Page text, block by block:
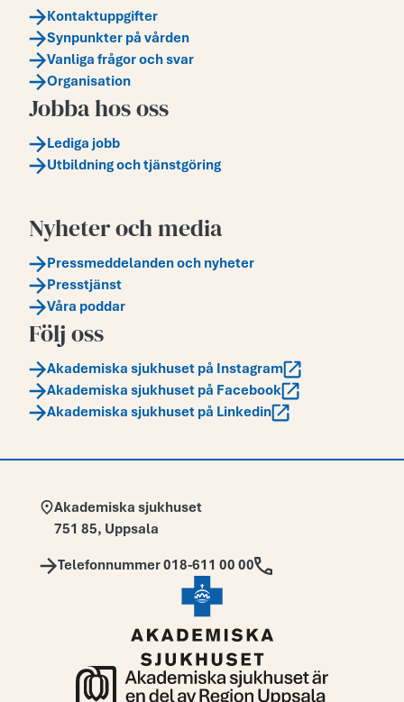
Kontaktuppgifter
Synpunkter på vården
Vanliga frågor och svar
Organisation
Jobba hos oss
Lediga jobb
Utbildning och tjänstgöring
Nyheter och media
Pressmeddelanden och nyheter
Presstjänst
Våra poddar
Följ oss
Akademiska sjukhuset på Instagram
Akademiska sjukhuset på Facebook
Akademiska sjukhuset på Linkedin
Adress:
Akademiska sjukhuset
751 85, Uppsala
Telefon:
Telefonnummer 018-611 00 00